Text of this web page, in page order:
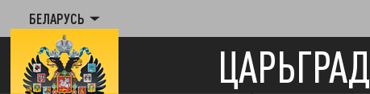
БЕЛАРУСЬ
ЦАРЬГРАД